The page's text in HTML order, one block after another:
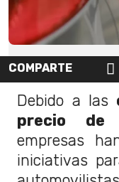
COMPARTE
Debido a las
precio
empresas
iniciativas